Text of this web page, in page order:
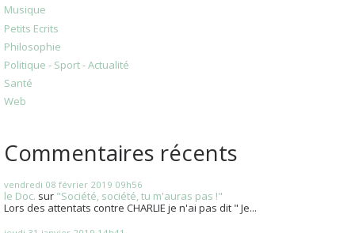
Musique
Petits Ecrits
Philosophie
Politique - Sport - Actualité
Santé
Web
Commentaires récents
vendredi 08 février 2019 09h56
le Doc. sur "Société, société, tu m'auras pas !"
Lors des attentats contre CHARLIE je n'ai pas dit " Je...